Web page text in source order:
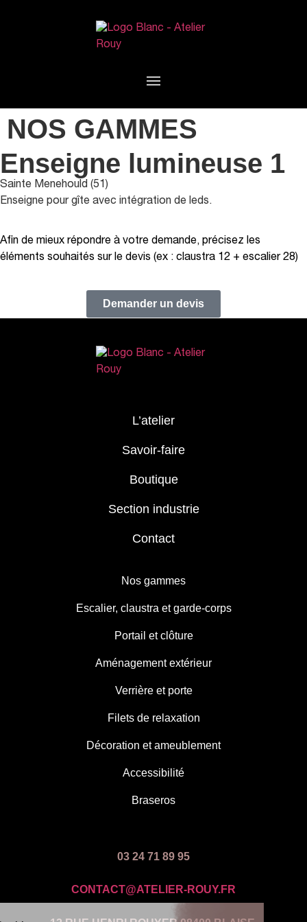
NOS GAMMES
Enseigne lumineuse 1
Sainte Menehould (51)
Enseigne pour gîte avec intégration de leds.
Afin de mieux répondre à votre demande, précisez les
éléments souhaités sur le devis (ex : claustra 12 + escalier 28)
Demander un devis
L’atelier
Savoir-faire
Boutique
Section industrie
Contact
Nos gammes
Escalier, claustra et garde-corps
Portail et clôture
Aménagement extérieur
Verrière et porte
Filets de relaxation
Décoration et ameublement
Accessibilité
Braseros
03 24 71 89 95
CONTACT@ATELIER-ROUY.FR